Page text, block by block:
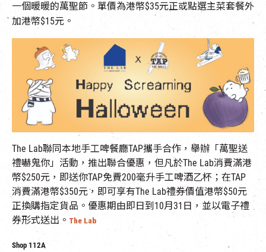
一個暖暖的萬聖節。單價為港幣$35元正或點選主菜套餐外
加港幣$15元。
The Lab聯同本地手工啤餐廳TAP攜手合作，舉辦「萬聖送
禮嚇鬼你」活動，推出聯合優惠，但凡於The Lab消費滿港
幣$250元，即送你TAP免費200毫升手工啤酒乙杯；在TAP
消費滿港幣$350元，即可享有The Lab禮券價值港幣$50元
正換購指定貨品。優惠期由即日到10月31日，並以電子禮
券形式送出。 The Lab
Shop 112A